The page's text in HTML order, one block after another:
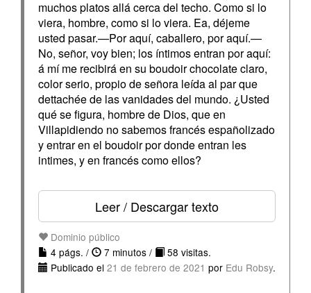
muchos platos allá cerca del techo. Como si lo
viera, hombre, como si lo viera. Ea, déjeme
usted pasar.—Por aquí, caballero, por aquí.—
No, señor, voy bien; los íntimos entran por aquí:
á mí me recibirá en su boudoir chocolate claro,
color serio, propio de señora leída al par que
dettachée de las vanidades del mundo. ¿Usted
qué se figura, hombre de Dios, que en
Villapidiendo no sabemos francés españolizado
y entrar en el boudoir por donde entran les
intimes, y en francés como ellos?
Leer / Descargar texto
Dominio público
4 págs. /
7 minutos /
58 visitas.
Publicado el 21 de febrero de 2021 por Edu Robsy.